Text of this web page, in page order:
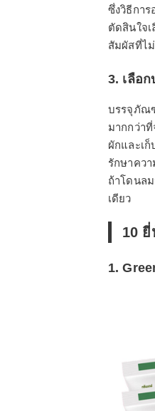
ซึ่งวิธีกา
ตัดสินใจ
สัมผัสที่ไ
3. เลือ
บรรจุภัณ
มากกว่า
ผักและเ
รักษาคว
ถ้าโดนล
เดียว
10
1.